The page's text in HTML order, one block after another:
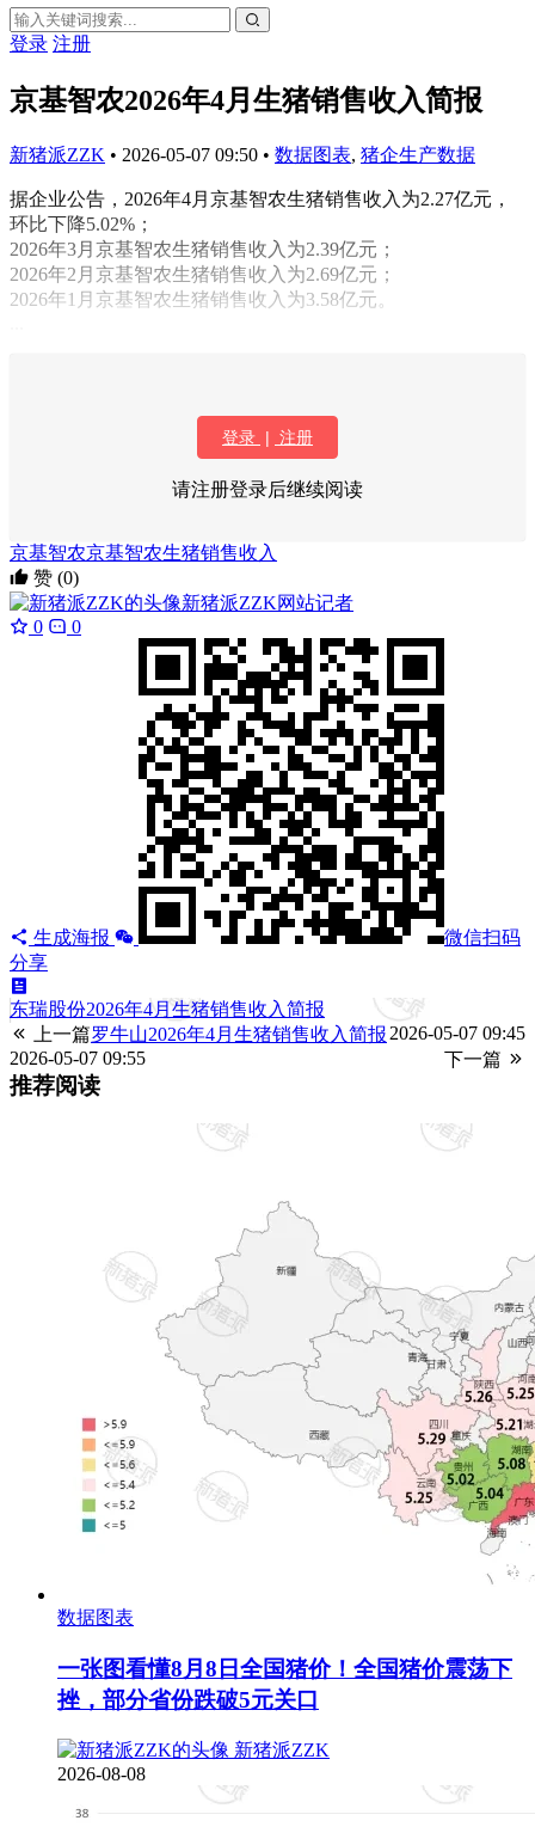
登录 注册
京基智农2026年4月生猪销售收入简报
新猪派ZZK • 2026-05-07 09:50 • 数据图表, 猪企生产数据
据企业公告，2026年4月京基智农生猪销售收入为2.27亿元，
环比下降5.02%；
2026年3月京基智农生猪销售收入为2.39亿元；
2026年2月京基智农生猪销售收入为2.69亿元；
2026年1月京基智农生猪销售收入为3.58亿元。
登录 | 注册
请注册登录后继续阅读
京基智农京基智农生猪销售收入
赞 (0)
新猪派ZZK网站记者
0
0
生成海报
微信扫码
分享
东瑞股份2026年4月生猪销售收入简报
上一篇
2026-05-07 09:45
罗牛山2026年4月生猪销售收入简报
下一篇
2026-05-07 09:55
推荐阅读
数据图表
一张图看懂8月8日全国猪价！全国猪价震荡下
挫，部分省份跌破5元关口
新猪派ZZK
2026-08-08